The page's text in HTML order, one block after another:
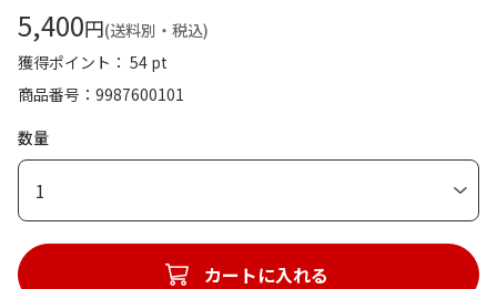
5,400円(送料別・税込)
獲得ポイント： 54 pt
商品番号
9987600101
数量
1
カートに入れる